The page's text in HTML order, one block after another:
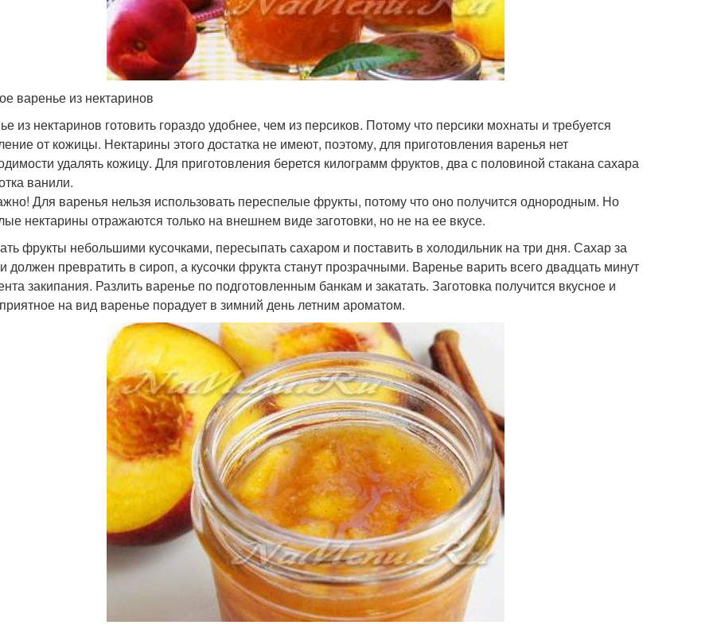
варенье из нектаринов
из нектаринов готовить гораздо удобнее, чем из персиков. Потому что персики мохнаты и требуется
от кожицы. Нектарины этого достатка не имеют, поэтому, для приготовления варенья нет
удалять кожицу. Для приготовления берется килограмм фруктов, два с половиной стакана сахара
ванили.
Для варенья нельзя использовать переспелые фрукты, потому что оно получится однородным. Но
нектарины отражаются только на внешнем виде заготовки, но не на ее вкусе.
фрукты небольшими кусочками, пересыпать сахаром и поставить в холодильник на три дня. Сахар за
должен превратить в сироп, а кусочки фрукта станут прозрачными. Варенье варить всего двадцать минут
закипания. Разлить варенье по подготовленным банкам и закатать. Заготовка получится вкусное и
на вид варенье порадует в зимний день летним ароматом.